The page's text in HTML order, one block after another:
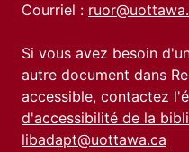
Courriel :
Si vous avez besoin
autre document dans
accessible, contactez
d'accessibilité de la
libadapt@uottawa.ca